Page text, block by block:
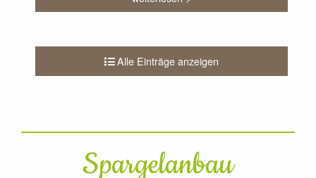
Alle Einträge anzeigen
Spargelanbau